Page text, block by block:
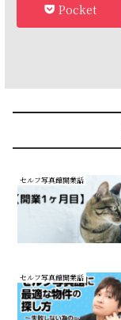
Pocket
セルフ写真館開業話
セルフ写真館開業話